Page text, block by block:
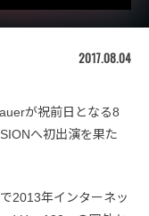
2017.08.04
が祝前日となる8
へ初出演を果た
2013年インターネッ